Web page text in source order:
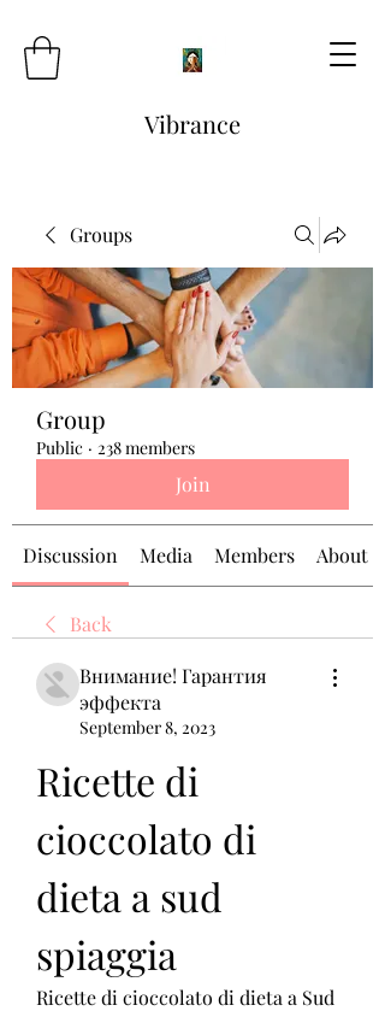
Vibrance
Groups
Group
Public · 238 members
Join
Discussion Media Members About
Back
Внимание! Гарантия
эффекта
September 8, 2023
Ricette di
cioccolato di
dieta a sud
spiaggia
Ricette di cioccolato di dieta a Sud